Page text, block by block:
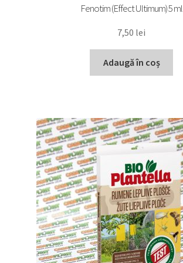
Fenotim (Effect Ultimum) 5 ml
7,50 lei
Adaugă în coș